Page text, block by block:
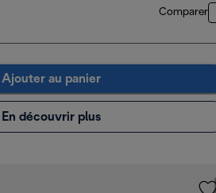
Comparer
Ajouter au panier
En découvrir plus